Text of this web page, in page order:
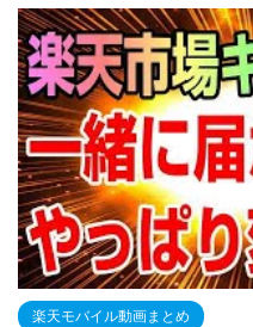
楽天モバイル動画まとめ